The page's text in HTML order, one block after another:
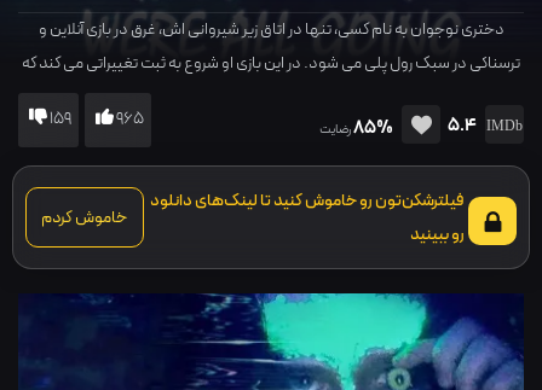
دختری نوجوان به نام کسی، تنها در اتاق زیر شیروانی اش، غرق در بازی آنلاین و
ترسناکی در سبک رول پلی می شود. در این بازی او شروع به ثبت تغییراتی می کند که
ممکن است در حال اتفاق افتادن برایش باشد.
5.4
85%رضایت 965
159
فیلترشکن‌تون رو خاموش کنید تا لینک‌های دانلود
رو ببینید
خاموش کردم